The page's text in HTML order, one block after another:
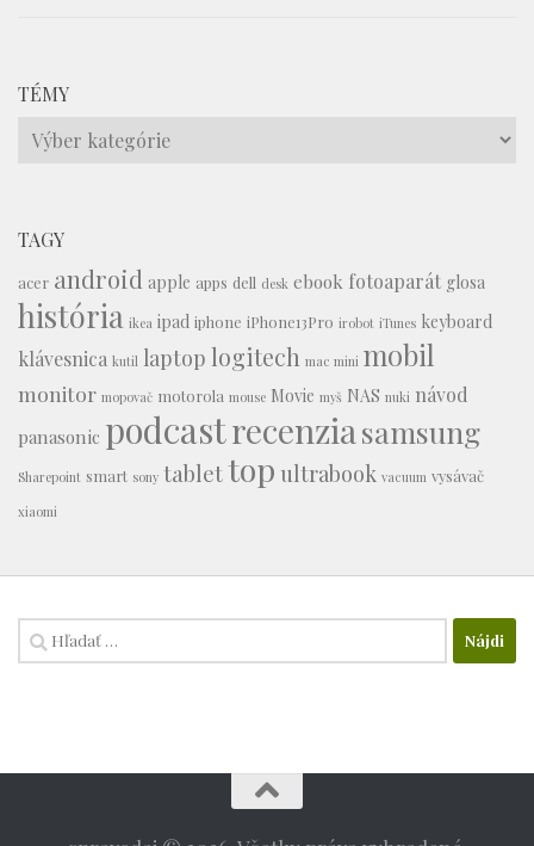
TÉMY
Témy
TAGY
acer android apple apps dell desk ebook fotoaparát glosa
história ikea ipad iphone iPhone13Pro irobot iTunes keyboard
klávesnica kutil laptop logitech mac mini mobil
monitor mopovač motorola mouse Movie myš NAS nuki návod
panasonic podcastrecenziasamsung
Sharepoint smart sony tablettop ultrabook vacuum vysávač
xiaomi
Hľadať: